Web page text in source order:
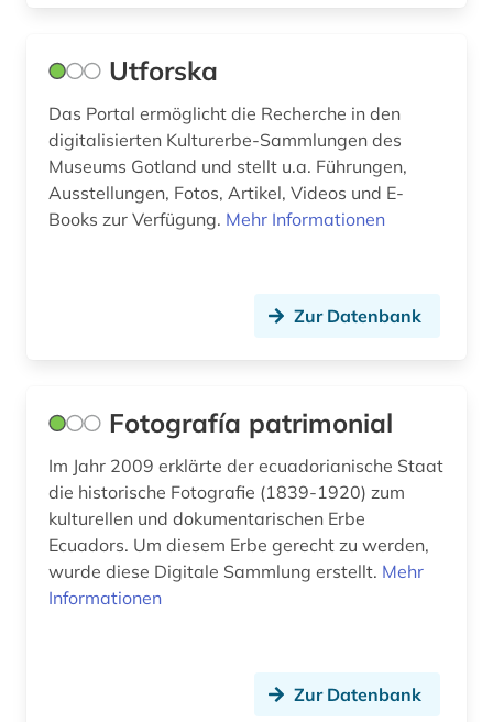
Utforska
Das Portal ermöglicht die Recherche in den
digitalisierten Kulturerbe-Sammlungen des
Museums Gotland und stellt u.a. Führungen,
Ausstellungen, Fotos, Artikel, Videos und E-
Books zur Verfügung. Mehr Informationen
Zur Datenbank
Fotografía patrimonial
Im Jahr 2009 erklärte der ecuadorianische Staat
die historische Fotografie (1839-1920) zum
kulturellen und dokumentarischen Erbe
Ecuadors. Um diesem Erbe gerecht zu werden,
wurde diese Digitale Sammlung erstellt. Mehr
Informationen
Zur Datenbank